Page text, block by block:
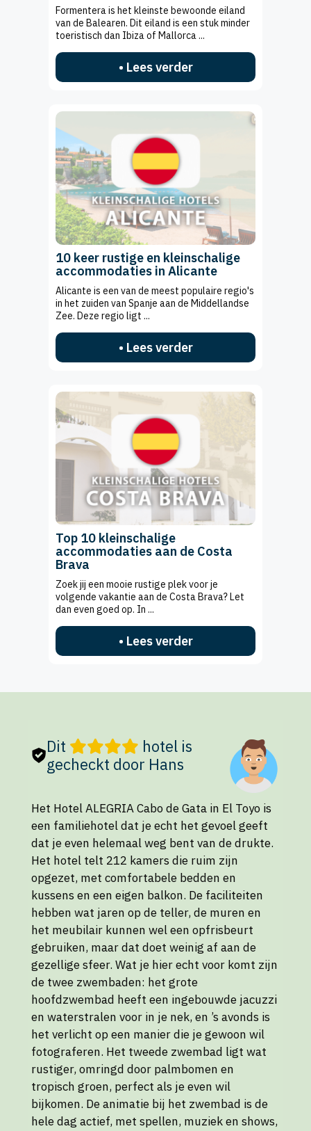
Formentera is het kleinste bewoonde eiland
van de Balearen. Dit eiland is een stuk minder
toeristisch dan Ibiza of Mallorca ...
• Lees verder
10 keer rustige en kleinschalige
accommodaties in Alicante
Alicante is een van de meest populaire regio's
in het zuiden van Spanje aan de Middellandse
Zee. Deze regio ligt ...
• Lees verder
Top 10 kleinschalige
accommodaties aan de Costa
Brava
Zoek jij een mooie rustige plek voor je
volgende vakantie aan de Costa Brava? Let
dan even goed op. In ...
• Lees verder
Dit
hotel is
gecheckt door Hans
Het Hotel ALEGRIA Cabo de Gata in El Toyo is
een familiehotel dat je echt het gevoel geeft
dat je even helemaal weg bent van de drukte.
Het hotel telt 212 kamers die ruim zijn
opgezet, met comfortabele bedden en
kussens en een eigen balkon. De faciliteiten
hebben wat jaren op de teller, de muren en
het meubilair kunnen wel een opfrisbeurt
gebruiken, maar dat doet weinig af aan de
gezellige sfeer. Wat je hier echt voor komt zijn
de twee zwembaden: het grote
hoofdzwembad heeft een ingebouwde jacuzzi
en waterstralen voor in je nek, en ’s avonds is
het verlicht op een manier die je gewoon wil
fotograferen. Het tweede zwembad ligt wat
rustiger, omringd door palmbomen en
tropisch groen, perfect als je even wil
bijkomen. De animatie bij het zwembad is de
hele dag actief, met spellen, muziek en shows,